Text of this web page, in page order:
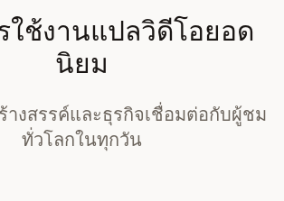
ช้งานแปลวิดีโอยอด
นิยม
งสรรค์และธุรกิจเชื่อมต่อกับผู้ชม
ทั่วโลกในทุกวัน